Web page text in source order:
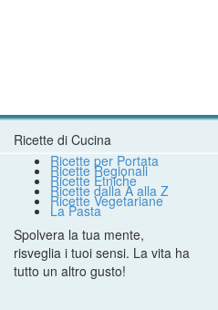
Ricette di Cucina
Ricette per Portata
Ricette Regionali
Ricette Etniche
Ricette dalla A alla Z
Ricette Vegetariane
La Pasta
Spolvera la tua mente,
risveglia i tuoi sensi. La vita ha
tutto un altro gusto!